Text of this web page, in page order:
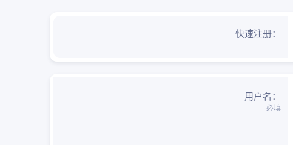
快速注册
用户名
必填